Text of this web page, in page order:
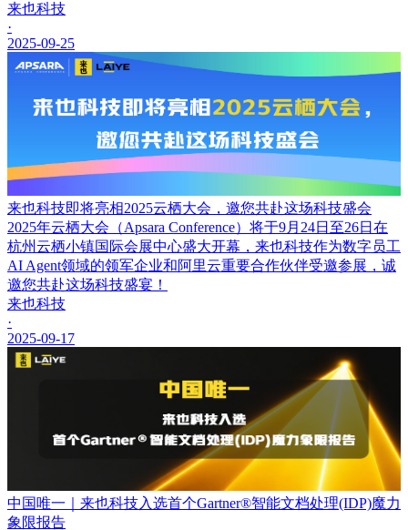
来也科技
·
2025-09-25
来也科技即将亮相2025云栖大会，邀您共赴这场科技盛会
2025年云栖大会（Apsara Conference）将于9月24日至26日在
杭州云栖小镇国际会展中心盛大开幕，来也科技作为数字员工
AI Agent领域的领军企业和阿里云重要合作伙伴受邀参展，诚
邀您共赴这场科技盛宴！
来也科技
·
2025-09-17
中国唯一｜来也科技入选首个Gartner®智能文档处理(IDP)魔力
象限报告